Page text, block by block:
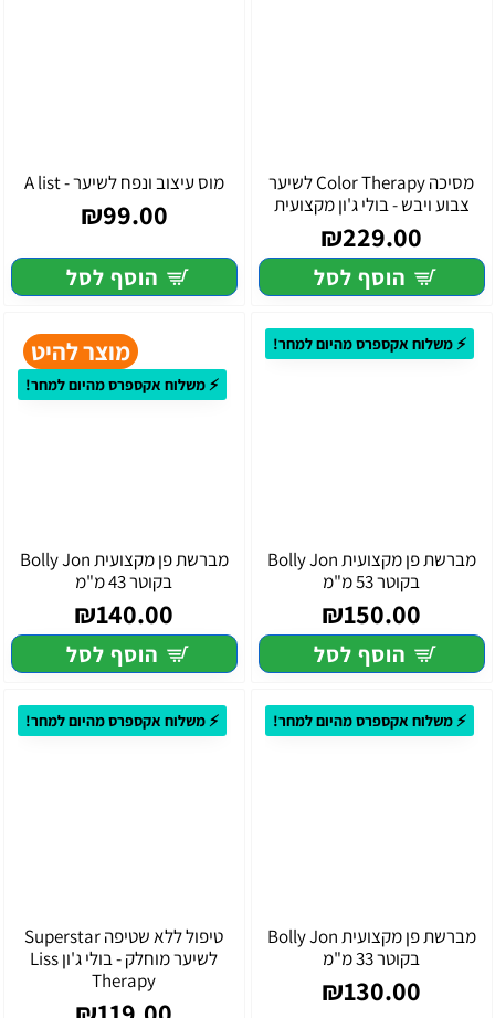
מסיכה Color Therapy לשיער
צבוע ויבש - בולי ג'ון מקצועית
₪229.00
הוסף לסל
מוס עיצוב ונפח לשיער - A list
₪99.00
הוסף לסל
⚡ משלוח אקספרס מהיום למחר!
מברשת פן מקצועית Bolly Jon
בקוטר 53 מ"מ
₪150.00
הוסף לסל
מוצר להיט
⚡ משלוח אקספרס מהיום למחר!
מברשת פן מקצועית Bolly Jon
בקוטר 43 מ"מ
₪140.00
הוסף לסל
⚡ משלוח אקספרס מהיום למחר!
מברשת פן מקצועית Bolly Jon
בקוטר 33 מ"מ
₪130.00
⚡ משלוח אקספרס מהיום למחר!
טיפול ללא שטיפה Superstar
לשיער מוחלק - בולי ג'ון Liss
Therapy